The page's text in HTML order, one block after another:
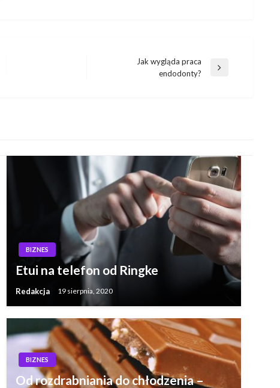
Jak wygląda praca
endodonty?
BIZNES
Etui na telefon od Ringke
Redakcja 19 sierpnia, 2020
BIZNES
Od rozdrabniania do chłodzenia –